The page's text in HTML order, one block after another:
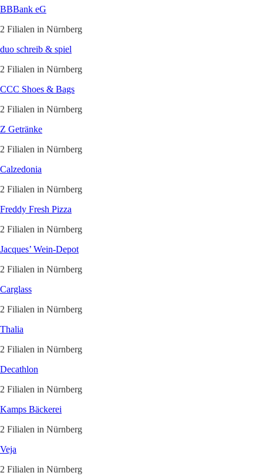
BBBank eG
2 Filialen in Nürnberg
duo schreib & spiel
2 Filialen in Nürnberg
CCC Shoes & Bags
2 Filialen in Nürnberg
Z Getränke
2 Filialen in Nürnberg
Calzedonia
2 Filialen in Nürnberg
Freddy Fresh Pizza
2 Filialen in Nürnberg
Jacques’ Wein-Depot
2 Filialen in Nürnberg
Carglass
2 Filialen in Nürnberg
Thalia
2 Filialen in Nürnberg
Decathlon
2 Filialen in Nürnberg
Kamps Bäckerei
2 Filialen in Nürnberg
Veja
2 Filialen in Nürnberg